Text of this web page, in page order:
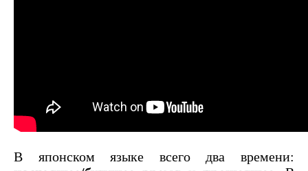
В японском языке всего два времени: